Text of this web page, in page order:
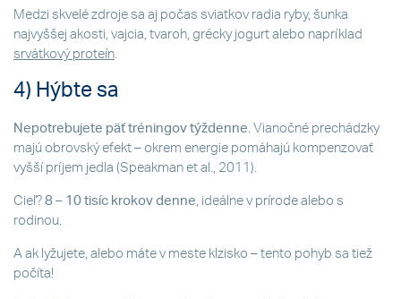
Medzi skvelé zdroje sa aj počas sviatkov radia ryby, šunka
najvyššej akosti, vajcia, tvaroh, grécky jogurt alebo napríklad
srvátkový proteín.
4) Hýbte sa
Nepotrebujete päť tréningov týždenne. Vianočné prechádzky
majú obrovský efekt – okrem energie pomáhajú kompenzovať
vyšší príjem jedla (Speakman et al., 2011).
Cieľ? 8 – 10 tisíc krokov denne, ideálne v prírode alebo s
rodinou.
A ak lyžujete, alebo máte v meste klzisko – tento pohyb sa tiež
počíta!